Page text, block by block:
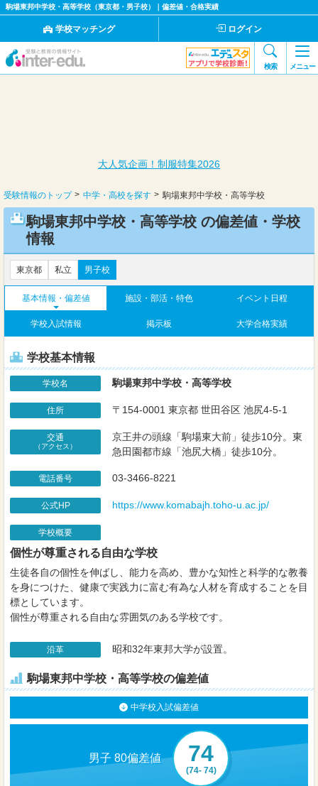
駒場東邦中学校・高等学校（東京都・男子校）｜偏差値・合格実績
学校マッチング ログイン
検索 メニュー
大人気企画！制服特集2026
受験情報のトップ 中学・高校を探す 駒場東邦中学校・高等学校
駒場東邦中学校・高等学校 の偏差値・学校
情報
東京都 私立 男子校
基本情報・偏差値 施設・部活・特色 イベント日程
学校入試情報 掲示板 大学合格実績
学校基本情報
学校名 駒場東邦中学校・高等学校
住所 〒154-0001 東京都 世田谷区 池尻4-5-1
交通
（アクセス）
京王井の頭線「駒場東大前」徒歩10分。東
急田園都市線「池尻大橋」徒歩10分。
電話番号 03-3466-8221
公式HP https://www.komabajh.toho-u.ac.jp/
学校概要
個性が尊重される自由な学校
生徒各自の個性を伸ばし、能力を高め、豊かな知性と科学的な教養
を身につけた、健康で実践力に富む有為な人材を育成することを目
標としています。
個性が尊重される自由な雰囲気のある学校です。
沿革 昭和32年東邦大学が設置。
駒場東邦中学校・高等学校の偏差値
中学校入試偏差値
74
(74- 74)
男子 80偏差値